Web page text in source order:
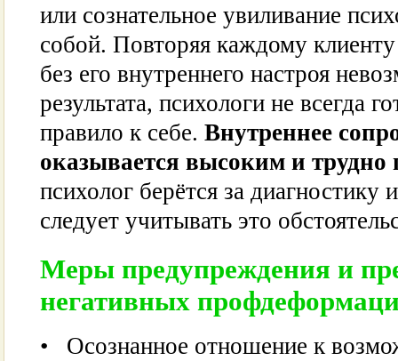
или сознательное увиливание
собой. Повторяя каждому
без его внутреннего настроя
результата, психологи не всегда
правило к себе. Внутреннее
оказывается высоким и
психолог берётся за диагностику
следует учитывать это
Меры предупреждения и
негативных
• Осознанное отношение к